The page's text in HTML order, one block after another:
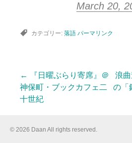
March 20,
カテゴリー: 落語 パーマリンク
投
稿
←
『日曜ぶらり寄席』＠
神保町・ブックカフェ二
十世紀
浪
の「
© 2026 Daan All rights reserved.